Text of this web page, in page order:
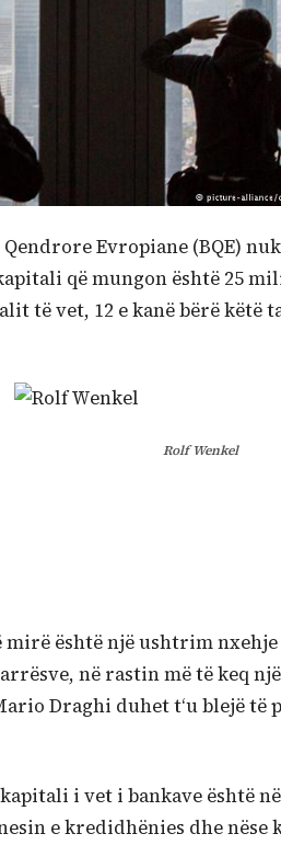
Evropiane (BQE)
që mungon është 25
të vet, 12 e kanë bërë këtë
Rolf Wenkel
mirë është një ushtrim
në rastin më të keq
Draghi duhet t‘u blejë të
i vet i bankave është
e kredidhënies dhe nëse